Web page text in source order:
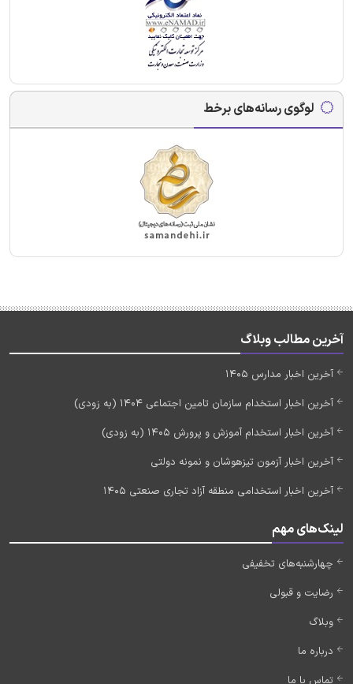
لوگوی رسانه‌های برخط
آخرین مطالب وبلاگ
آخرین اخبار مدارس 1405
آخرین اخبار استخدام سازمان تامین اجتماعی 1404 (به زودی)
آخرین اخبار استخدام آموزش و پرورش 1405 (به زودی)
آخرین اخبار آزمون تیزهوشان و نمونه دولتی
آخرین اخبار استخدامی منطقه آزاد تجاری صنعتی 1405
لینک‌های مهم
چهارشنبه‌های تخفیفی
رضایت و قبولی
وبلاگ
درباره ما
تماس با ما